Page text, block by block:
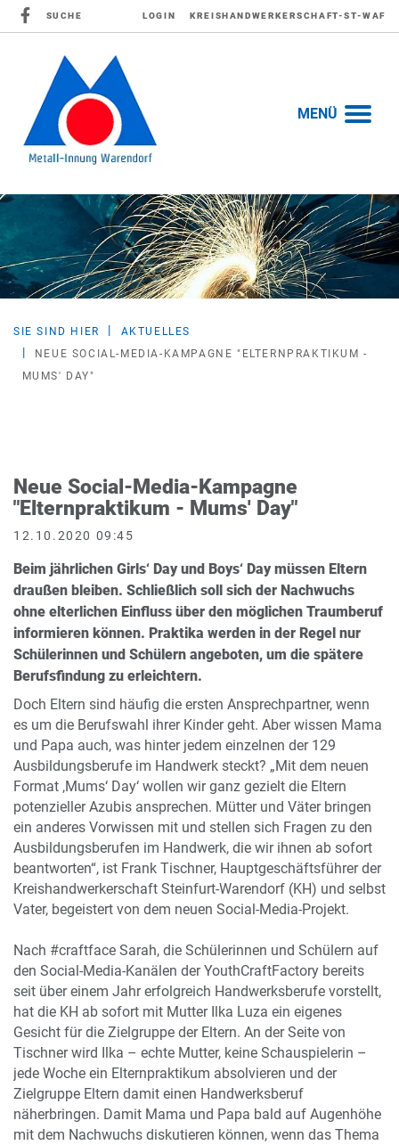
SUCHE LOGIN KREISHANDWERKERSCHAFT-ST-WAF
MENÜ
SIE SIND HIER
AKTUELLES
NEUE SOCIAL-MEDIA-KAMPAGNE "ELTERNPRAKTIKUM -
MUMS' DAY"
Neue Social-Media-Kampagne
"Elternpraktikum - Mums' Day"
12.10.2020 09:45
Beim jährlichen Girls‘ Day und Boys‘ Day müssen Eltern
draußen bleiben. Schließlich soll sich der Nachwuchs
ohne elterlichen Einfluss über den möglichen Traumberuf
informieren können. Praktika werden in der Regel nur
Schülerinnen und Schülern angeboten, um die spätere
Berufsfindung zu erleichtern.
Doch Eltern sind häufig die ersten Ansprechpartner, wenn
es um die Berufswahl ihrer Kinder geht. Aber wissen Mama
und Papa auch, was hinter jedem einzelnen der 129
Ausbildungsberufe im Handwerk steckt? „Mit dem neuen
Format ‚Mums‘ Day‘ wollen wir ganz gezielt die Eltern
potenzieller Azubis ansprechen. Mütter und Väter bringen
ein anderes Vorwissen mit und stellen sich Fragen zu den
Ausbildungsberufen im Handwerk, die wir ihnen ab sofort
beantworten“, ist Frank Tischner, Hauptgeschäftsführer der
Kreishandwerkerschaft Steinfurt-Warendorf (KH) und selbst
Vater, begeistert von dem neuen Social-Media-Projekt.
Nach #craftface Sarah, die Schülerinnen und Schülern auf
den Social-Media-Kanälen der YouthCraftFactory bereits
seit über einem Jahr erfolgreich Handwerksberufe vorstellt,
hat die KH ab sofort mit Mutter Ilka Luza ein eigenes
Gesicht für die Zielgruppe der Eltern. An der Seite von
Tischner wird Ilka – echte Mutter, keine Schauspielerin –
jede Woche ein Elternpraktikum absolvieren und der
Zielgruppe Eltern damit einen Handwerksberuf
näherbringen. Damit Mama und Papa bald auf Augenhöhe
mit dem Nachwuchs diskutieren können, wenn das Thema